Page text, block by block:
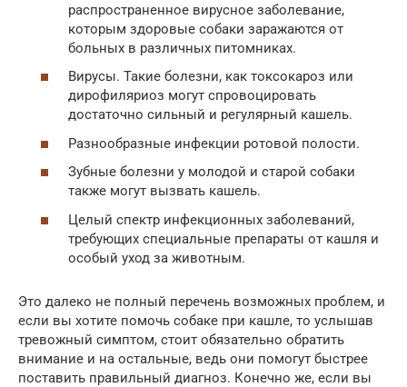
распространенное вирусное заболевание,
которым здоровые собаки заражаются от
больных в различных питомниках.
Вирусы. Такие болезни, как токсокароз или
дирофиляриоз могут спровоцировать
достаточно сильный и регулярный кашель.
Разнообразные инфекции ротовой полости.
Зубные болезни у молодой и старой собаки
также могут вызвать кашель.
Целый спектр инфекционных заболеваний,
требующих специальные препараты от кашля и
особый уход за животным.
Это далеко не полный перечень возможных проблем, и
если вы хотите помочь собаке при кашле, то услышав
тревожный симптом, стоит обязательно обратить
внимание и на остальные, ведь они помогут быстрее
поставить правильный диагноз. Конечно же, если вы